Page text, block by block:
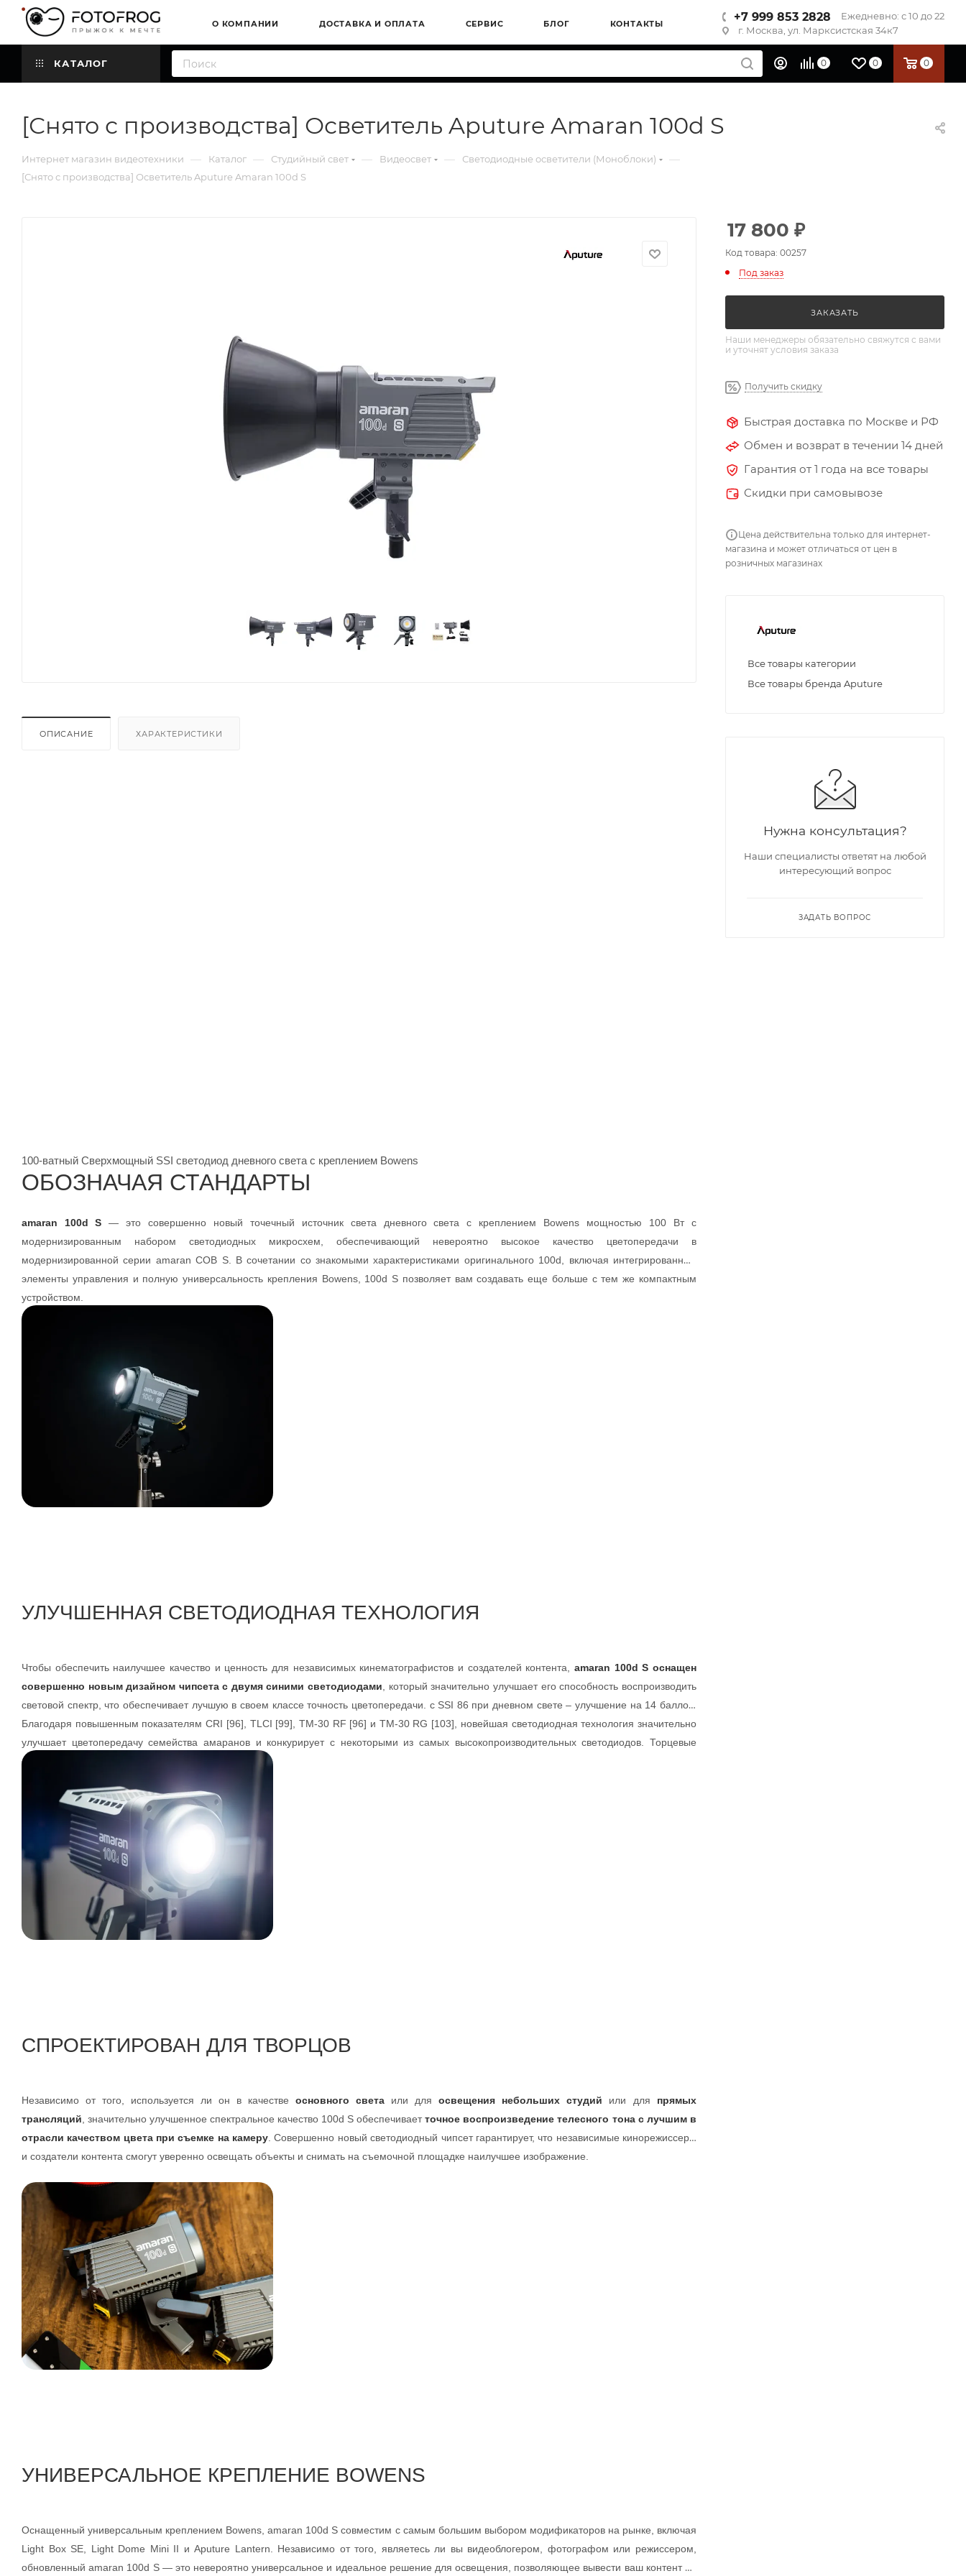
О КОМПАНИИ ДОСТАВКА И ОПЛАТА СЕРВИС БЛОГ КОНТАКТЫ
+7 999 853 2828
Ежедневно: с 10 до 22
г. Москва, ул. Марксистская 34к7
КАТАЛОГ 0 0 0
[Снято с производства] Осветитель Aputure Amaran 100d S
Интернет магазин видеотехники — Каталог — Студийный свет — Видеосвет — Светодиодные осветители (Моноблоки) —
[Снято с производства] Осветитель Aputure Amaran 100d S
ОПИСАНИЕ ХАРАКТЕРИСТИКИ
100-ватный Сверхмощный SSI светодиод дневного света с креплением Bowens
ОБОЗНАЧАЯ СТАНДАРТЫ
amaran 100d S — это совершенно новый точечный источник света дневного света с креплением Bowens мощностью 100 Вт с
модернизированным набором светодиодных микросхем, обеспечивающий невероятно высокое качество цветопередачи в
модернизированной серии amaran COB S. В сочетании со знакомыми характеристиками оригинального 100d, включая интегрированные
элементы управления и полную универсальность крепления Bowens, 100d S позволяет вам создавать еще больше с тем же компактным
устройством.
УЛУЧШЕННАЯ СВЕТОДИОДНАЯ ТЕХНОЛОГИЯ
Чтобы обеспечить наилучшее качество и ценность для независимых кинематографистов и создателей контента, amaran 100d S оснащен
совершенно новым дизайном чипсета с двумя синими светодиодами , который значительно улучшает его способность воспроизводить
световой спектр, что обеспечивает лучшую в своем классе точность цветопередачи. с SSI 86 при дневном свете – улучшение на 14 баллов.
Благодаря повышенным показателям CRI [96], TLCI [99], TM-30 RF [96] и TM-30 RG [103], новейшая светодиодная технология значительно
улучшает цветопередачу семейства амаранов и конкурирует с некоторыми из самых высокопроизводительных светодиодов. Торцевые
светильники на рынке.
СПРОЕКТИРОВАН ДЛЯ ТВОРЦОВ
Независимо от того, используется ли он в качестве основного света или для освещения небольших студий или для прямых
трансляций , значительно улучшенное спектральное качество 100d S обеспечиваетточное воспроизведение телесного тона с лучшим в
отрасли качеством цвета при съемке на камеру . Совершенно новый светодиодный чипсет гарантирует, что независимые кинорежиссеры
и создатели контента смогут уверенно освещать объекты и снимать на съемочной площадке наилучшее изображение.
УНИВЕРСАЛЬНОЕ КРЕПЛЕНИЕ BOWENS
Оснащенный универсальным креплением Bowens, amaran 100d S совместим с самым большим выбором модификаторов на рынке, включая
Light Box SE, Light Dome Mini II и Aputure Lantern. Независимо от того, являетесь ли вы видеоблогером, фотографом или режиссером,
обновленный amaran 100d S — это невероятно универсальное и идеальное решение для освещения, позволяющее вывести ваш контент на
17 800 ₽
Код товара: 00257
Под заказ
ЗАКАЗАТЬ
Наши менеджеры обязательно свяжутся с вами
и уточнят условия заказа
Получить скидку
Быстрая доставка по Москве и РФ
Обмен и возврат в течении 14 дней
Гарантия от 1 года на все товары
Скидки при самовывозе
Цена действительна только для интернет-
магазина и может отличаться от цен в
розничных магазинах
Все товары категории
Все товары бренда Aputure
Нужна консультация?
Наши специалисты ответят на любой
интересующий вопрос
ЗАДАТЬ ВОПРОС